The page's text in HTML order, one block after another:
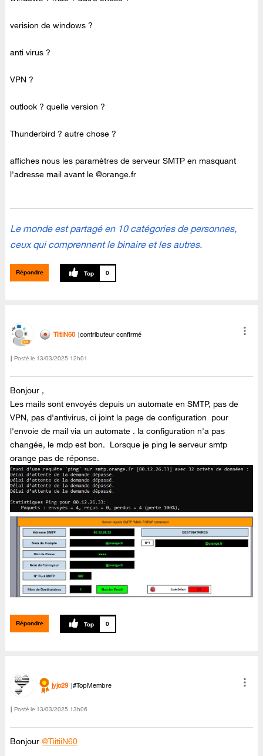
verision de windows ?
anti virus ?
VPN ?
outlook ? quelle version ?
Thunderbird ? autre chose ?
affiches nous les paramètres de serveur SMTP en masquant
l'adresse mail avant le @orange.fr
Le monde est partagé en 10 catégories de personnes,
ceux qui comprennent le binaire et les autres.
Répondre 0
TiitiiN60 contributeur confirmé
Posté le ‎13/03/2025 12h01
Bonjour ,
Les mails sont envoyés depuis un automate en SMTP, pas de
VPN, pas d'antivirus, ci joint la page de configuration pour
l'envoie de mail via un automate . la configuration n'a pas
changée, le mdp est bon. Lorsque je ping le serveur smtp
orange pas de réponse.
Répondre 0
jyjo29 #TopMembre
Posté le ‎13/03/2025 13h06
Bonjour@TiitiiN60